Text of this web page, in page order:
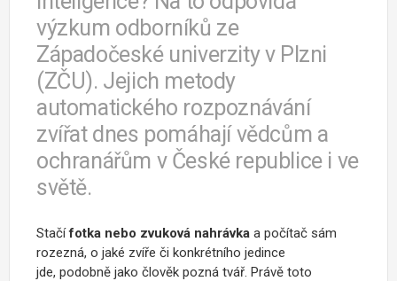
výzkum odborníků ze
Západočeské univerzity v Plzni
(ZČU). Jejich metody
automatického rozpoznávání
zvířat dnes pomáhají vědcům a
ochranářům v České republice i ve
světě.
Stačífotka nebo zvuková nahrávka a počítač sám
rozezná, o jaké zvíře či konkrétního jedince
jde, podobně jako člověk pozná tvář. Právě toto